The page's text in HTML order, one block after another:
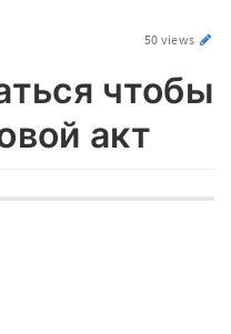
50 views
чтобы
акт